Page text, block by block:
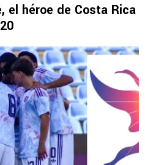
el héroe de Costa Rica